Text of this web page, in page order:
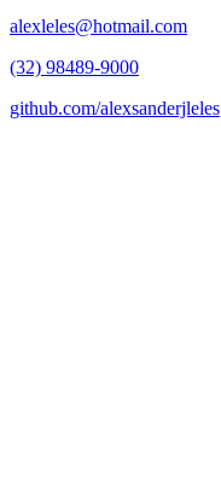
alexleles@hotmail.com
(32) 98489-9000
github.com/alexsanderjleles